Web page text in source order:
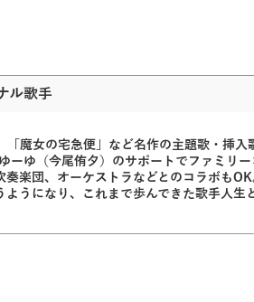
ル歌手
魔女の宅急便」など名作の主題歌・挿
ーゆ（今尾侑夕）のサポートでファミリ
楽団、オーケストラなどとのコラボもOK
うになり、これまで歩んできた歌手人